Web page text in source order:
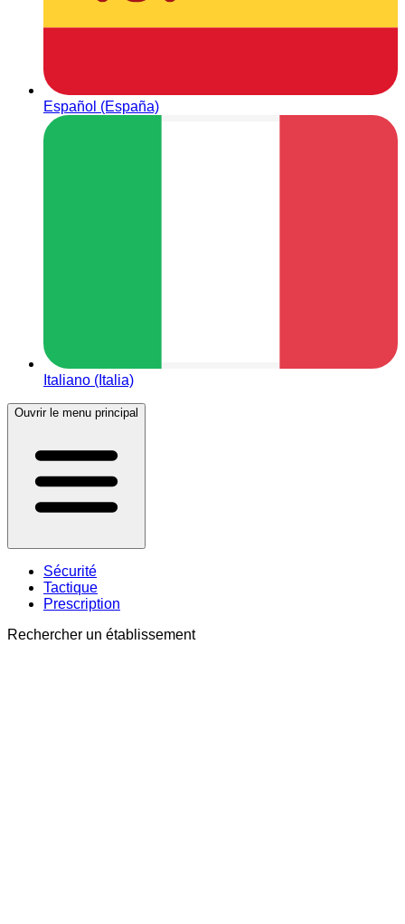
Español (España)
Italiano (Italia)
Ouvrir le menu principal
Sécurité
Tactique
Prescription
Rechercher un établissement